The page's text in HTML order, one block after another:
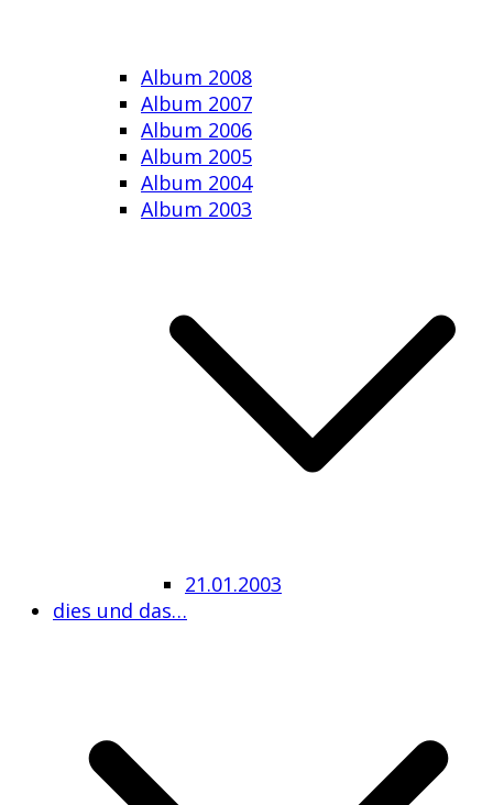
Album 2008
Album 2007
Album 2006
Album 2005
Album 2004
Album 2003
21.01.2003
dies und das…